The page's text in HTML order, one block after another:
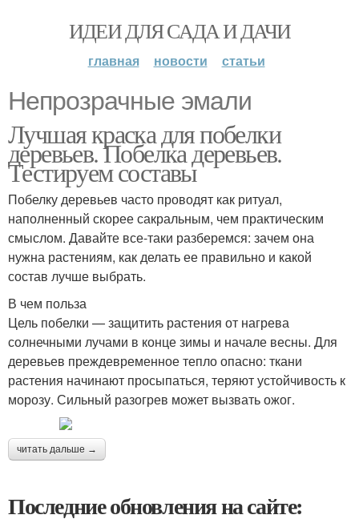
ИДЕИ ДЛЯ САДА И ДАЧИ
главная новости статьи
Непрозрачные эмали
Лучшая краска для побелки
деревьев. Побелка деревьев.
Тестируем составы
Побелку деревьев часто проводят как ритуал,
наполненный скорее сакральным, чем практическим
смыслом. Давайте все-таки разберемся: зачем она
нужна растениям, как делать ее правильно и какой
состав лучше выбрать.
В чем польза
Цель побелки — защитить растения от нагрева
солнечными лучами в конце зимы и начале весны. Для
деревьев преждевременное тепло опасно: ткани
растения начинают просыпаться, теряют устойчивость к
морозу. Сильный разогрев может вызвать ожог.
читать дальше →
Последние обновления на сайте: